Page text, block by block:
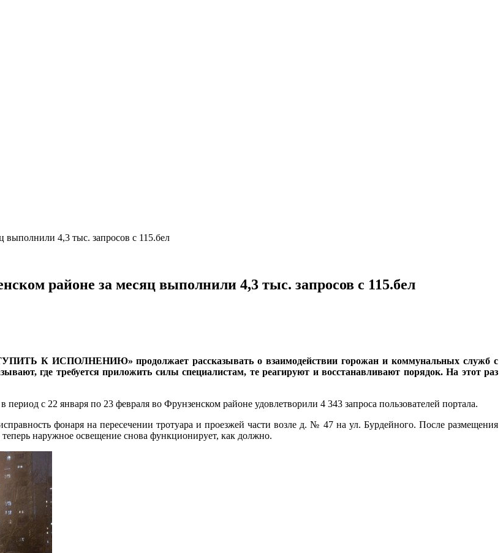
4,3 тыс. запросов с 115.бел
за месяц выполнили 4,3 тыс. запросов с 115.бел
К ИСПОЛНЕНИЮ» продолжает рассказывать о взаимодействии горожан и коммунальных служб с
где требуется приложить силы специалистам, те реагируют и восстанавливают порядок. На этот раз
с 22 января по 23 февраля во Фрунзенском районе удовлетворили 4 343 запроса пользователей портала.
фонаря на пересечении тротуара и проезжей части возле д. № 47 на ул. Бурдейного. После размещения
наружное освещение снова функционирует, как должно.